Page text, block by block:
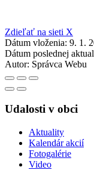
Zdieľať na sieti X
Dátum vloženia: 9. 1.
Dátum poslednej
Autor: Správca Webu
Udalosti v obci
Aktuality
Kalendár akcií
Fotogalérie
Video